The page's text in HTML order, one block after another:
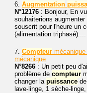
6. Augmentation
N°12176 : Bonjour, En
souhaiterions augmenter
souscrit pour l'heure un
(alimentation triphasé)....
7. Compteur
mécanique
N°8266 : Un petit peu
problème de compteur
changer la puissance
lave-linge, 1 sèche-